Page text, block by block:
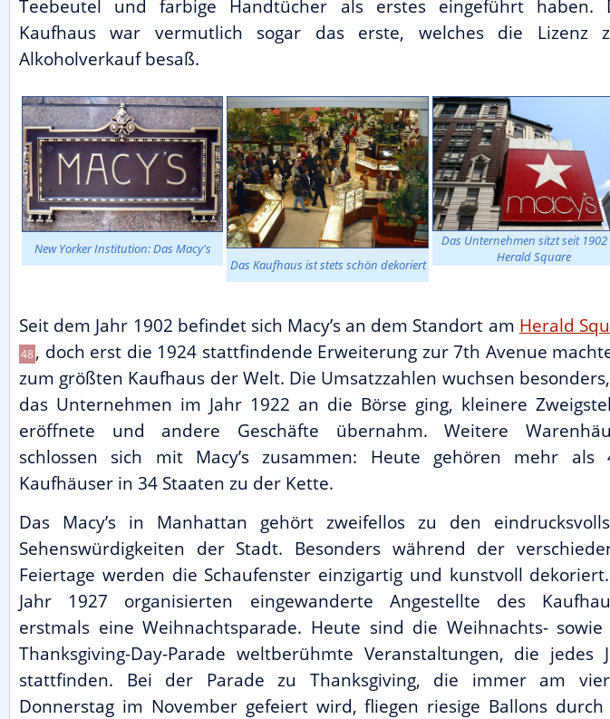
Teebeutel und farbige Handtücher als erstes eingeführt haben.
Kaufhaus war vermutlich sogar das erste, welches die Lizenz
Alkoholverkauf besaß.
New Yorker Institution: Das Macy's
Das Kaufhaus ist stets schön dekoriert
Das Unternehmen sitzt seit 1902
Herald Square
Seit dem Jahr 1902 befindet sich Macy’s an dem Standort am Herald
48 , doch erst die 1924 stattfindende Erweiterung zur 7th Avenue
zum größten Kaufhaus der Welt. Die Umsatzzahlen wuchsen
das Unternehmen im Jahr 1922 an die Börse ging, kleinere
eröffnete und andere Geschäfte übernahm. Weitere
schlossen sich mit Macy’s zusammen: Heute gehören mehr als
Kaufhäuser in 34 Staaten zu der Kette.
Das Macy’s in Manhattan gehört zweifellos zu den
Sehenswürdigkeiten der Stadt. Besonders während der
Feiertage werden die Schaufenster einzigartig und kunstvoll
Jahr 1927 organisierten eingewanderte Angestellte des
erstmals eine Weihnachtsparade. Heute sind die Weihnachts- sowie
Thanksgiving-Day-Parade weltberühmte Veranstaltungen, die jedes
stattfinden. Bei der Parade zu Thanksgiving, die immer am
Donnerstag im November gefeiert wird, fliegen riesige Ballons durch